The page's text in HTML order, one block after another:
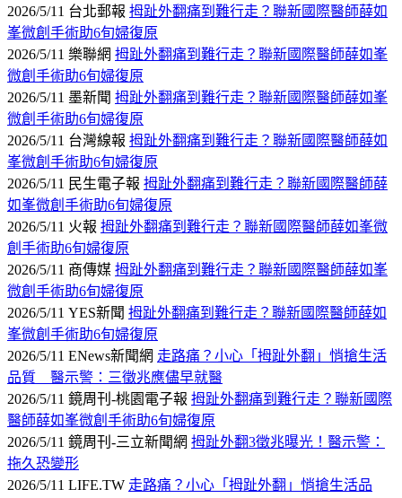
2026/5/11 台北郵報 拇趾外翻痛到難行走？聯新國際醫師薛如
峯微創手術助6旬婦復原
2026/5/11 樂聯網 拇趾外翻痛到難行走？聯新國際醫師薛如峯
微創手術助6旬婦復原
2026/5/11 墨新聞 拇趾外翻痛到難行走？聯新國際醫師薛如峯
微創手術助6旬婦復原
2026/5/11 台灣線報 拇趾外翻痛到難行走？聯新國際醫師薛如
峯微創手術助6旬婦復原
2026/5/11 民生電子報 拇趾外翻痛到難行走？聯新國際醫師薛
如峯微創手術助6旬婦復原
2026/5/11 火報 拇趾外翻痛到難行走？聯新國際醫師薛如峯微
創手術助6旬婦復原
2026/5/11 商傳媒 拇趾外翻痛到難行走？聯新國際醫師薛如峯
微創手術助6旬婦復原
2026/5/11 YES新聞 拇趾外翻痛到難行走？聯新國際醫師薛如
峯微創手術助6旬婦復原
2026/5/11 ENews新聞網 走路痛？小心「拇趾外翻」悄搶生活
品質 醫示警：三徵兆應儘早就醫
2026/5/11 鏡周刊-桃園電子報 拇趾外翻痛到難行走？聯新國際
醫師薛如峯微創手術助6旬婦復原
2026/5/11 鏡周刊-三立新聞網 拇趾外翻3徵兆曝光！醫示警：
拖久恐變形
2026/5/11 LIFE.TW 走路痛？小心「拇趾外翻」悄搶生活品